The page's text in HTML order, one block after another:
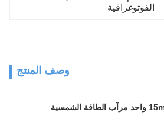
الفوتوغرافية
وصف المنتج
عرض 2.5 ~ 3m سماكة 15mm واحد مرآب الطاقة الشمسية